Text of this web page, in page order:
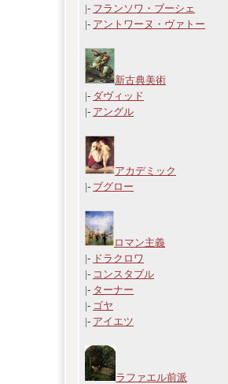
|- フランソワ・ブーシェ
|- アントワーヌ・ヴァトー
新古典美術
|- ダヴィッド
|- アングル
アカデミック
|- ブグロー
ロマン主義
|- ドラクロワ
|- コンスタブル
|- ターナー
|- ゴヤ
|- アイエツ
ラファエル前派